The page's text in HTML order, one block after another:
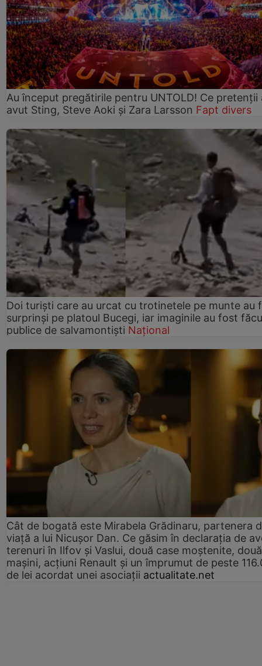
Au început pregătirile pentru UNTOLD! Ce pretenții
avut Sting, Steve Aoki și Zara Larsson Fapt divers
Doi turiști care au urcat cu trotinetele pe munte au
surprinși pe platoul Bucegi, iar imaginile au fost
publice de salvamontiști Național
Cât de bogată este Mirabela Grădinaru, partenera
viață a lui Nicușor Dan. Ce găsim în declarația de
terenuri în Ilfov și Vaslui, două case moștenite, două
mașini, acțiuni Renault și un împrumut de peste
de lei acordat unei asociații actualitate.net